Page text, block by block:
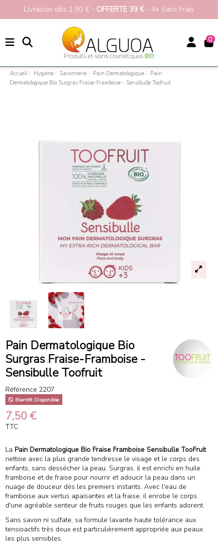
Livraison dès 1,90 € - OFFERTE 39 €- 4x Sans Frais
0
Accueil Hygiène Savonnerie Pain Dermatologique
Pain
Dermatologique Bio Surgras Fraise-Framboise - Sensibulle Toofruit
Pain Dermatologique Bio
Surgras Fraise-Framboise -
Sensibulle Toofruit
Référence 2207
Bientôt Disponible
7,50 €
TTC
La Pain Dermatologique Bio Fraise Framboise Sensibulle TooFruit
nettoie avec la plus grande tendresse le visage et le corps des
enfants, sans dessécher la peau. Surgras, il est enrichi en huile
framboise et de fraise pour nourrir et adoucir la peau dans un
nuage de douceur dès les premiers instants. Avec l'eau de
framboise aux vertus apaisantes et la fraise, il enrobe le corps
d'une agréable senteur de fruits rouges que les enfants adorent.
Sans savon ni sulfate, sa formule lavante haute tolérance aux
tensioactifs très doux est particulièrement appropriée aux peaux
les plus sensibles.